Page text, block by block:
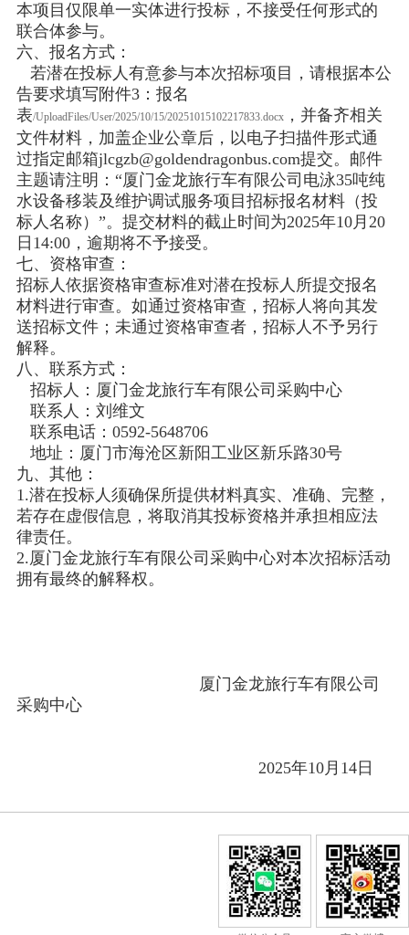
本项目仅限单一实体进行投标，不接受任何形式的
联合体参与。
六、报名方式：
若潜在投标人有意参与本次招标项目，请根据本公
告要求填写附件3：报名
表/UploadFiles/User/2025/10/15/20251015102217833.docx，并备齐相关
文件材料，加盖企业公章后，以电子扫描件形式通
过指定邮箱jlcgzb@goldendragonbus.com提交。邮件
主题请注明：“厦门金龙旅行车有限公司 电泳35吨纯
水设备移装及维护调试服务项目 招标报名材料（投
标人名称）”。提交材料的截止时间为2025年10月20
日14:00，逾期将不予接受。
七、资格审查：
招标人依据资格审查标准对潜在投标人所提交报名
材料进行审查。如通过资格审查，招标人将向其发
送招标文件；未通过资格审查者，招标人不予另行
解释。
八、联系方式：
招标人：厦门金龙旅行车有限公司采购中心
联系人：刘维文
联系电话：0592-5648706
地址：厦门市海沧区新阳工业区新乐路30号
九、其他：
1.潜在投标人须确保所提供材料真实、准确、完整，
若存在虚假信息，将取消其投标资格并承担相应法
律责任。
2.厦门金龙旅行车有限公司采购中心对本次招标活动
拥有最终的解释权。
厦门金龙旅行车有限公司
采购中心
2025年10月14日